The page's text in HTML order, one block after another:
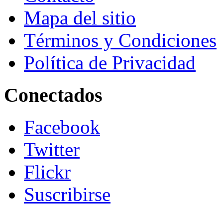
Mapa del sitio
Términos y Condiciones
Política de Privacidad
Conectados
Facebook
Twitter
Flickr
Suscribirse